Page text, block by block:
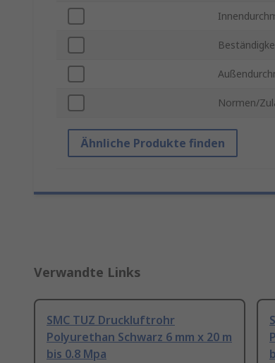
Normen/
Ähnliche Produkte finden
Verwandte Links
SMC TUZ Druckluftrohr
Polyurethan Schwarz 6 mm x 20 m
bis 0.8 Mpa